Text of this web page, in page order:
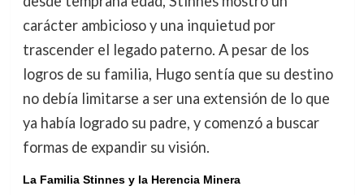
carácter ambicioso y una inquietud por
trascender el legado paterno. A pesar de los
logros de su familia, Hugo sentía que su destino
no debía limitarse a ser una extensión de lo que
ya había logrado su padre, y comenzó a buscar
formas de expandir su visión.
La Familia Stinnes y la Herencia Minera